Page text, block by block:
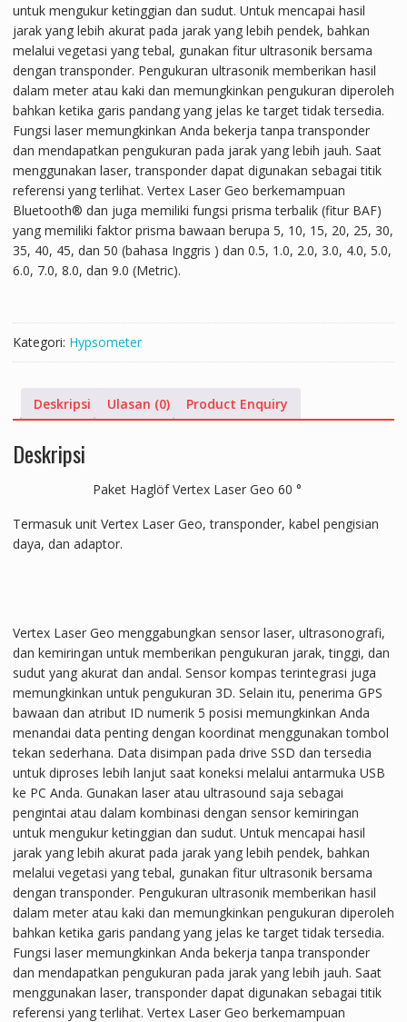
untuk mengukur ketinggian dan sudut. Untuk mencapai hasil
jarak yang lebih akurat pada jarak yang lebih pendek, bahkan
melalui vegetasi yang tebal, gunakan fitur ultrasonik bersama
dengan transponder. Pengukuran ultrasonik memberikan hasil
dalam meter atau kaki dan memungkinkan pengukuran diperoleh
bahkan ketika garis pandang yang jelas ke target tidak tersedia.
Fungsi laser memungkinkan Anda bekerja tanpa transponder
dan mendapatkan pengukuran pada jarak yang lebih jauh. Saat
menggunakan laser, transponder dapat digunakan sebagai titik
referensi yang terlihat. Vertex Laser Geo berkemampuan
Bluetooth® dan juga memiliki fungsi prisma terbalik (fitur BAF)
yang memiliki faktor prisma bawaan berupa 5, 10, 15, 20, 25, 30,
35, 40, 45, dan 50 (bahasa Inggris ) dan 0.5, 1.0, 2.0, 3.0, 4.0, 5.0,
6.0, 7.0, 8.0, dan 9.0 (Metric).
Kategori: Hypsometer
Deskripsi Ulasan (0) Product Enquiry
Deskripsi
Paket Haglöf Vertex Laser Geo 60 °
Termasuk unit Vertex Laser Geo, transponder, kabel pengisian
daya, dan adaptor.
Vertex Laser Geo menggabungkan sensor laser, ultrasonografi,
dan kemiringan untuk memberikan pengukuran jarak, tinggi, dan
sudut yang akurat dan andal. Sensor kompas terintegrasi juga
memungkinkan untuk pengukuran 3D. Selain itu, penerima GPS
bawaan dan atribut ID numerik 5 posisi memungkinkan Anda
menandai data penting dengan koordinat menggunakan tombol
tekan sederhana. Data disimpan pada drive SSD dan tersedia
untuk diproses lebih lanjut saat koneksi melalui antarmuka USB
ke PC Anda. Gunakan laser atau ultrasound saja sebagai
pengintai atau dalam kombinasi dengan sensor kemiringan
untuk mengukur ketinggian dan sudut. Untuk mencapai hasil
jarak yang lebih akurat pada jarak yang lebih pendek, bahkan
melalui vegetasi yang tebal, gunakan fitur ultrasonik bersama
dengan transponder. Pengukuran ultrasonik memberikan hasil
dalam meter atau kaki dan memungkinkan pengukuran diperoleh
bahkan ketika garis pandang yang jelas ke target tidak tersedia.
Fungsi laser memungkinkan Anda bekerja tanpa transponder
dan mendapatkan pengukuran pada jarak yang lebih jauh. Saat
menggunakan laser, transponder dapat digunakan sebagai titik
referensi yang terlihat. Vertex Laser Geo berkemampuan